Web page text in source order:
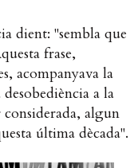
dient: ''sembla que
frase,
acompanyava la
a la
algun
última dècada''.